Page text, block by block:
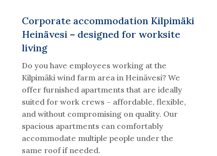
Corporate accommodation Kilpimäki
Heinävesi – designed for worksite
living
Do you have employees working at the
Kilpimäki wind farm area in Heinävesi? We
offer furnished apartments that are ideally
suited for work crews – affordable, flexible,
and without compromising on quality. Our
spacious apartments can comfortably
accommodate multiple people under the
same roof if needed.